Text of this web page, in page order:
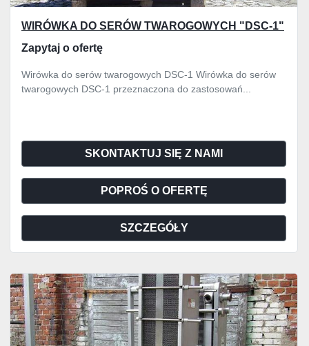
WIRÓWKA DO SERÓW TWAROGOWYCH "DSC-1"
Zapytaj o ofertę
Wirówka do serów twarogowych DSC-1 Wirówka do serów
twarogowych DSC-1 przeznaczona do zastosowań...
SKONTAKTUJ SIĘ Z NAMI
POPROŚ O OFERTĘ
SZCZEGÓŁY